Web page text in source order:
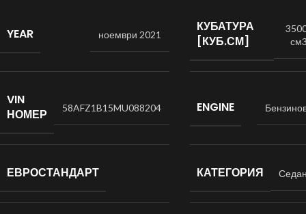
YEAR ноември 2021
КУБАТУРА
[КУБ.СМ]
VIN
НОМЕР
58AFZ1B15MU088204 ENGINE
ЕВРОСТАНДАРТ КАТЕГОРИЯ